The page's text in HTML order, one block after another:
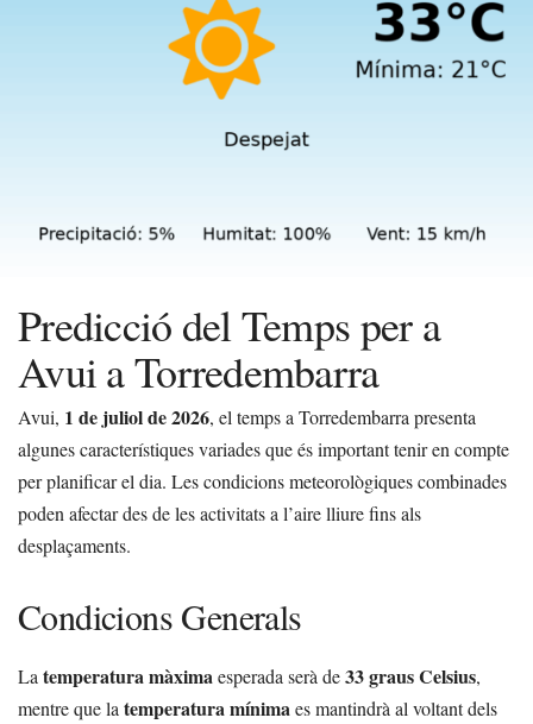
Predicció del Temps per a
Avui a Torredembarra
Avui, 1 de juliol de 2026, el temps a Torredembarra presenta
algunes característiques variades que és important tenir en compte
per planificar el dia. Les condicions meteorològiques combinades
poden afectar des de les activitats a l’aire lliure fins als
desplaçaments.
Condicions Generals
Latemperatura màximaesperada serà de33 graus Celsius,
mentre que latemperatura mínimaes mantindrà al voltant dels